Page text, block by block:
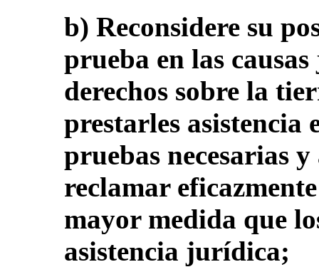
b) Reconsidere su
prueba en las
derechos sobre la
prestarles asistencia
pruebas necesarias
reclamar
mayor medida que
asistencia jurídica;